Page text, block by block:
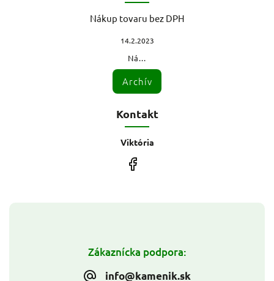
Zákaznícka podpora:
info@kamenik.sk
Nákup tovaru bez DPH
14.2.2023
Ná...
Archív
Kontakt
Viktória